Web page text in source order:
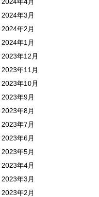
2024年4月
2024年3月
2024年2月
2024年1月
2023年12月
2023年11月
2023年10月
2023年9月
2023年8月
2023年7月
2023年6月
2023年5月
2023年4月
2023年3月
2023年2月